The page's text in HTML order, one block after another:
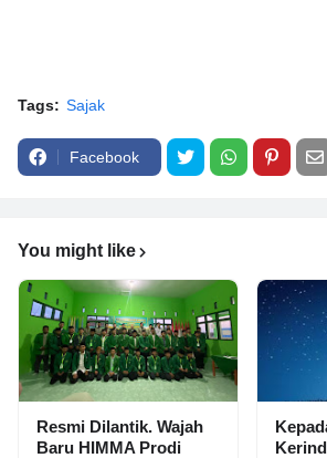
Tags: Sajak
Facebook
You might like
Resmi Dilantik. Wajah
Baru HIMMA Prodi